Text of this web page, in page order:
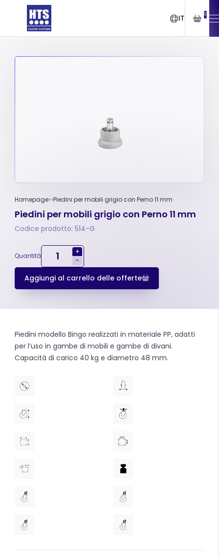
IT 0
Homepage Piedini per mobili grigio con Perno 11 mm
Piedini per mobili grigio con Perno 11 mm
Codice prodotto: 514-G
Quantità
+
-
Aggiungi al carrello delle offerte
Piedini modello Bingo realizzati in materiale PP, adatti
per l’uso in gambe di mobili e gambe di divani.
Capacità di carico 40 kg e diametro 48 mm.